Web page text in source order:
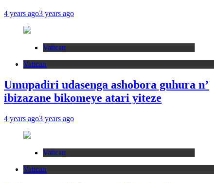
4 years ago3 years ago
Vatican
Vatican
Umupadiri udasenga ashobora guhura n’
ibizazane bikomeye atari yiteze
4 years ago3 years ago
Vatican
Vatican